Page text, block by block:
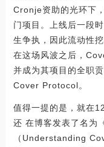
Cronje资助的光环下
门项目。上线后一段
生争执，因此流动性
在这场风波之后，
并成为其项目的全职
Cover Protocol。
值得一提的是，就在
还 在博客发表了名为
（Understanding